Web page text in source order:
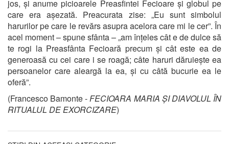
jos, și anume picioarele Preasfintei Fecioare și globul pe
care era așezată. Preacurata zise: „Eu sunt simbolul
harurilor pe care le revărs asupra acelora care mi le cer”. În
acel moment – spune sfânta – „am înțeles cât e de dulce să
te rogi la Preasfânta Fecioară precum și cât este ea de
generoasă cu cei care i se roagă; câte haruri dăruiește ea
persoanelor care aleargă la ea, și cu câtă bucurie ea le
oferă”.
(Francesco Bamonte - FECIOARA MARIA ȘI DIAVOLUL ÎN
RITUALUL DE EXORCIZARE)